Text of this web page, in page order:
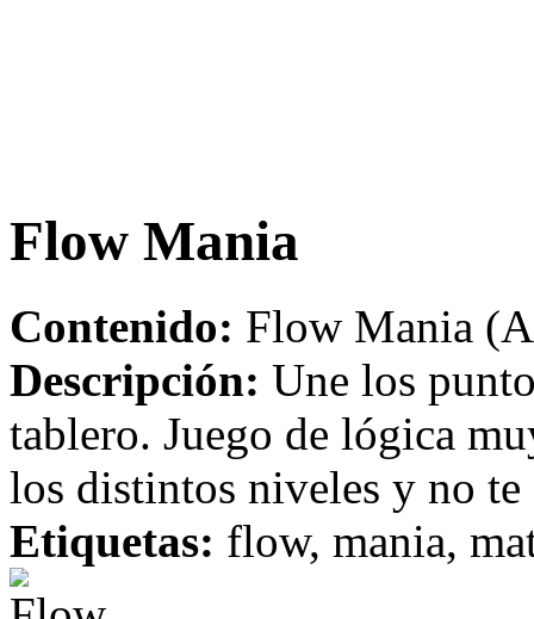
Flow Mania
Contenido: Flow Mania
Descripción: Une los
tablero. Juego de lógica
los distintos niveles y no
Etiquetas: flow, mania,